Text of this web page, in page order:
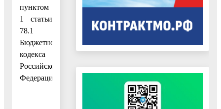
пунктом
1 статьи
78.1
Бюджетного
кодекса
Российской
Федерации